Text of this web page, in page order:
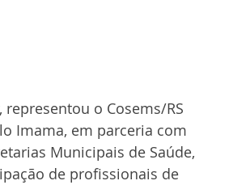
o Cosems/RS
Imama, em parceria com
Municipais de Saúde,
de profissionais de